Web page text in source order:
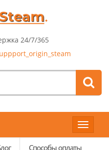
24/7/365
Toggle
Способы оплаты